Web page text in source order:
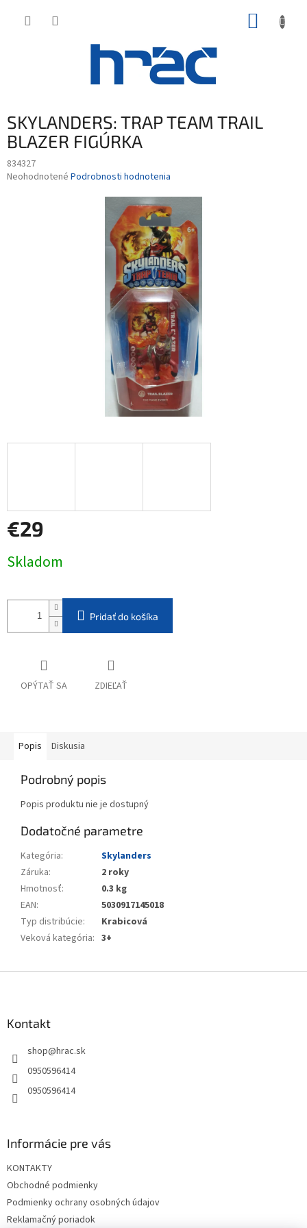
SKYLANDERS: TRAP TEAM TRAIL
BLAZER FIGÚRKA
834327
Priemerné
Neohodnotené Podrobnosti hodnotenia
€29
cena:
Skladom
Pridať do košíka
OPÝTAŤ SA ZDIEĽAŤ
Popis Diskusia
Podrobný popis
Popis produktu nie je dostupný
Dodatočné parametre
Kategória:
Skylanders
Záruka:
2 roky
Hmotnosť:
0.3 kg
EAN:
5030917145018
Typ distribúcie:
Krabicová
Veková kategória: 3+
Kontakt
shop@hrac.sk
0950596414
0950596414
Informácie pre vás
KONTAKTY
Obchodné podmienky
Podmienky ochrany osobných údajov
Reklamačný poriadok